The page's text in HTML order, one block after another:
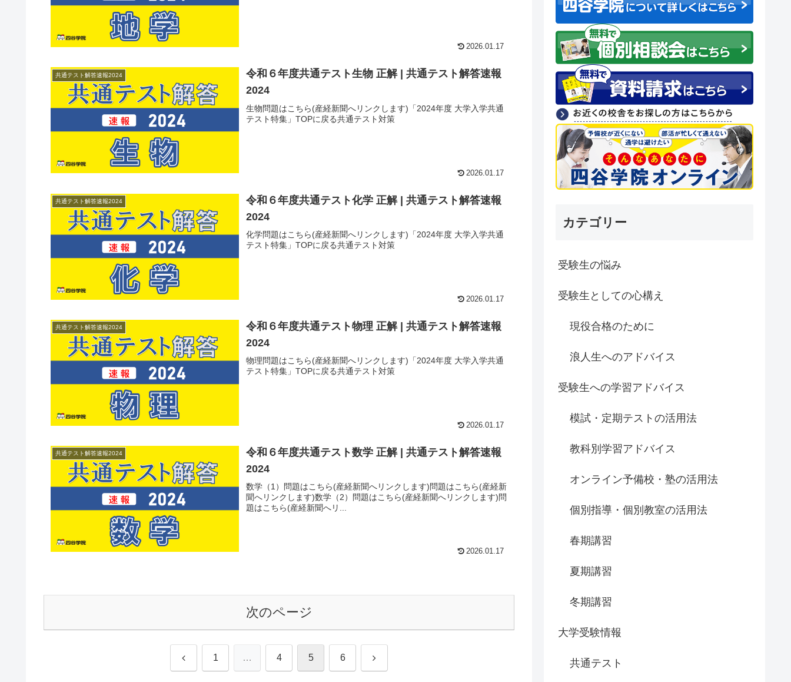
2026.01.17
共通テスト解答速報2024
令和６年度共通テスト生物 正解 | 共通テスト解答速報
2024
生物問題はこちら(産経新聞へリンクします)「2024年度 大学入学共通
テスト特集」TOPに戻る共通テスト対策
2026.01.17
共通テスト解答速報2024
令和６年度共通テスト化学 正解 | 共通テスト解答速報
2024
化学問題はこちら(産経新聞へリンクします)「2024年度 大学入学共通
テスト特集」TOPに戻る共通テスト対策
2026.01.17
共通テスト解答速報2024
令和６年度共通テスト物理 正解 | 共通テスト解答速報
2024
物理問題はこちら(産経新聞へリンクします)「2024年度 大学入学共通
テスト特集」TOPに戻る共通テスト対策
2026.01.17
共通テスト解答速報2024
令和６年度共通テスト数学 正解 | 共通テスト解答速報
2024
数学（1）問題はこちら(産経新聞へリンクします)問題はこちら(産経新
聞へリンクします)数学（2）問題はこちら(産経新聞へリンクします)問
題はこちら(産経新聞へリ...
2026.01.17
次のページ
前 1 … 4 5 6 次
カテゴリー
受験生の悩み
受験生としての心構え
現役合格のために
浪人生へのアドバイス
受験生への学習アドバイス
模試・定期テストの活用法
教科別学習アドバイス
オンライン予備校・塾の活用法
個別指導・個別教室の活用法
春期講習
夏期講習
冬期講習
大学受験情報
共通テスト